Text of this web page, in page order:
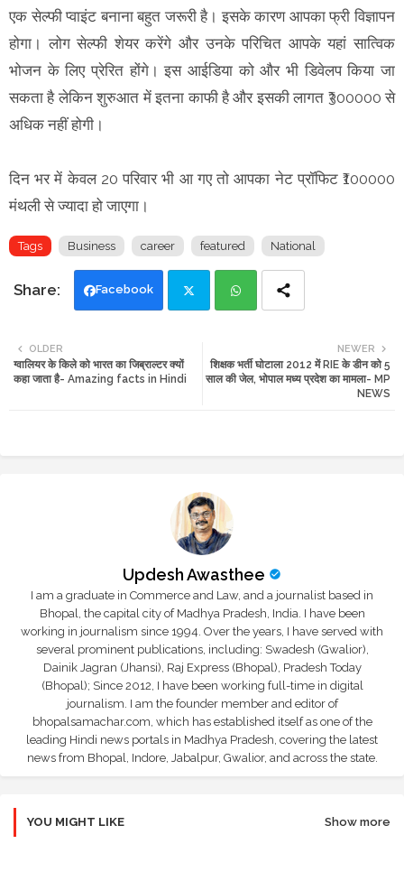
एक सेल्फी प्वाइंट बनाना बहुत जरूरी है। इसके कारण आपका फ्री विज्ञापन
होगा। लोग सेल्फी शेयर करेंगे और उनके परिचित आपके यहां सात्विक
भोजन के लिए प्रेरित होंगे। इस आईडिया को और भी डिवेलप किया जा
सकता है लेकिन शुरुआत में इतना काफी है और इसकी लागत ₹300000 से
अधिक नहीं होगी।
दिन भर में केवल 20 परिवार भी आ गए तो आपका नेट प्रॉफिट ₹100000
मंथली से ज्यादा हो जाएगा।
Tags Business career featured National
Facebook
tte ats
NEWER
शिक्षक भर्ती घोटाला 2012 में RIE के डीन को 5
साल की जेल, भोपाल मध्य प्रदेश का मामला- MP
NEWS
OLDER
ग्वालियर के किले को भारत का जिब्राल्टर क्यों
कहा जाता है- Amazing facts in Hindi
Updesh Awasthee
I am a graduate in Commerce and Law, and a journalist based in
Bhopal, the capital city of Madhya Pradesh, India. I have been
working in journalism since 1994. Over the years, I have served with
several prominent publications, including: Swadesh (Gwalior),
Dainik Jagran (Jhansi), Raj Express (Bhopal), Pradesh Today
(Bhopal); Since 2012, I have been working full-time in digital
journalism. I am the founder member and editor of
bhopalsamachar.com, which has established itself as one of the
leading Hindi news portals in Madhya Pradesh, covering the latest
news from Bhopal, Indore, Jabalpur, Gwalior, and across the state.
YOU MIGHT LIKE Show more